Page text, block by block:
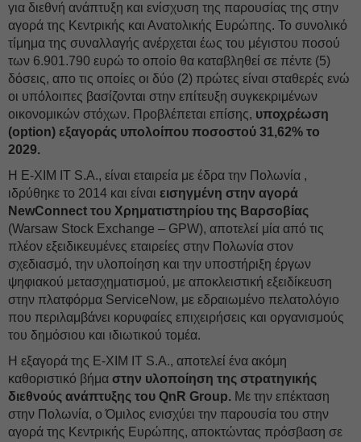
για διεθνή ανάπτυξη και ενίσχυση της παρουσίας της στην
αγορά της Κεντρικής και Ανατολικής Ευρώπης. Το συνολικό
τίμημα της συναλλαγής ανέρχεται έως του μέγιστου ποσού
των 6.901.790 ευρώ το οποίο θα καταβληθεί σε πέντε (5)
δόσεις, απο τις οποίες οι δύο (2) πρώτες είναι σταθερές ενώ
οι υπόλοιπες βασίζονται στην επίτευξη συγκεκριμένων
οικονομικών στόχων. Προβλέπεται επίσης, υποχρέωση
(option) εξαγοράς υπολοίπου ποσοστού 31,62% το
2029.
Η E-XIM IT S.A., είναι εταιρεία με έδρα την Πολωνία ,
ιδρύθηκε το 2014 και είναι εισηγμένη στην αγορά
NewConnect του Χρηματιστηρίου της Βαρσοβίας
(Warsaw Stock Exchange – GPW), αποτελεί μία από τις
πλέον εξειδικευμένες εταιρείες στην Πολωνία στον
σχεδιασμό, την υλοποίηση και την υποστήριξη έργων
ψηφιακού μετασχηματισμού, με αποκλειστική εξειδίκευση
στην πλατφόρμα ServiceNow, με εδραιωμένο πελατολόγιο
που περιλαμβάνει κορυφαίες επιχειρήσεις και οργανισμούς
του δημόσιου και ιδιωτικού τομέα.
Η εξαγορά της E-XIM IT S.A., αποτελεί ένα ακόμη
καθοριστικό βήμα στην υλοποίηση της στρατηγικής
διεθνούς ανάπτυξης του QnR Group. Με την επέκταση
στην Πολωνία, ο Όμιλος ενισχύει την παρουσία του στην
αγορά της Κεντρικής Ευρώπης, αποκτώντας πρόσβαση σε